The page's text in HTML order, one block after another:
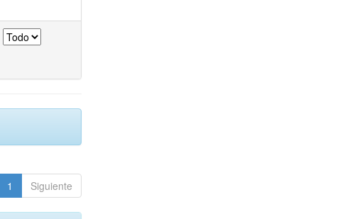
1 Siguiente